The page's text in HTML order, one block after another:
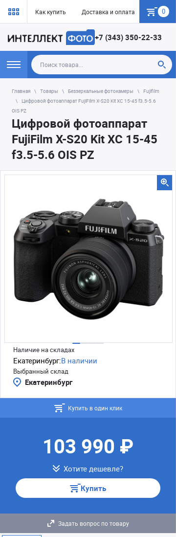
Как купить Доставка и оплата Гарантия
0
+7 (343) 350-22-33
Главная Товары Беззеркальные фотокамеры
Fujifilm
Цифровой фотоаппарат FujiFilm X-S20 Kit XC 15-45 f3.5-5.6
OIS PZ
Цифровой фотоаппарат
FujiFilm X-S20 Kit XC 15-45
f3.5-5.6 OIS PZ
Наличие на складах
Екатеринбург:В наличии
Выбранный склад
Екатеринбург
Купить в один клик
103 990 ₽
Хотите дешевле?
Купить
Задать вопрос по товару